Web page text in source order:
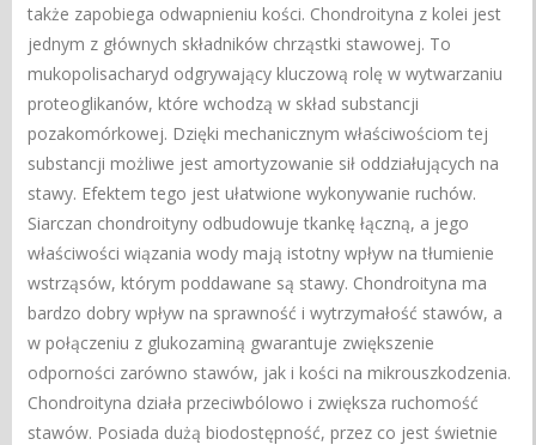
także zapobiega odwapnieniu kości. Chondroityna z kolei jest
jednym z głównych składników chrząstki stawowej. To
mukopolisacharyd odgrywający kluczową rolę w wytwarzaniu
proteoglikanów, które wchodzą w skład substancji
pozakomórkowej. Dzięki mechanicznym właściwościom tej
substancji możliwe jest amortyzowanie sił oddziałujących na
stawy. Efektem tego jest ułatwione wykonywanie ruchów.
Siarczan chondroityny odbudowuje tkankę łączną, a jego
właściwości wiązania wody mają istotny wpływ na tłumienie
wstrząsów, którym poddawane są stawy. Chondroityna ma
bardzo dobry wpływ na sprawność i wytrzymałość stawów, a
w połączeniu z glukozaminą gwarantuje zwiększenie
odporności zarówno stawów, jak i kości na mikrouszkodzenia.
Chondroityna działa przeciwbólowo i zwiększa ruchomość
stawów. Posiada dużą biodostępność, przez co jest świetnie